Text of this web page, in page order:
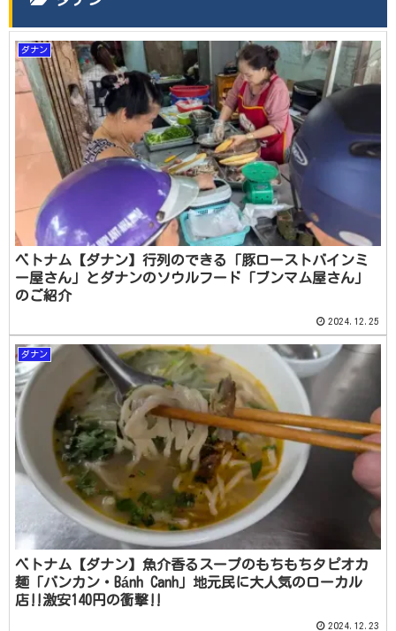
ダナン
ベトナム【ダナン】行列のできる「豚ローストバインミ
ー屋さん」とダナンのソウルフード「ブンマム屋さん」
のご紹介
2024.12.25
ダナン
ベトナム【ダナン】魚介香るスープのもちもちタピオカ
麺「バンカン・Bánh Canh」地元民に大人気のローカル
店‼️激安140円の衝撃‼️
2024.12.23